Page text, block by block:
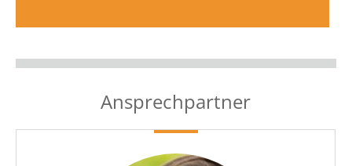
Ansprechpartner